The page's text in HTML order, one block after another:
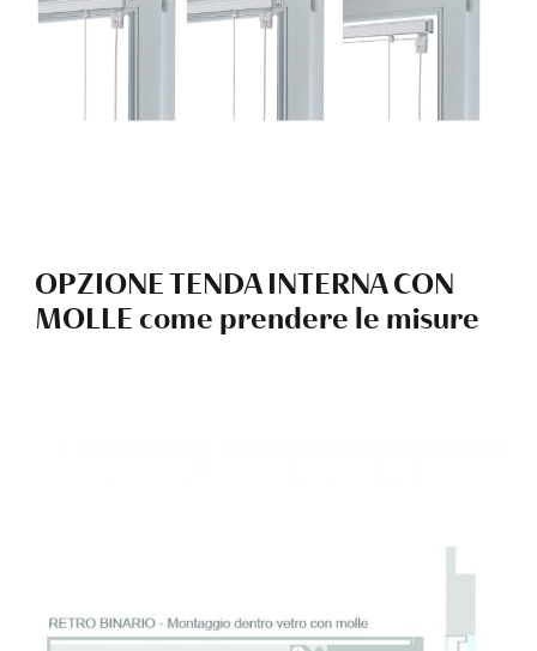
OPZIONE TENDA INTERNA CON
MOLLE come prendere le misure